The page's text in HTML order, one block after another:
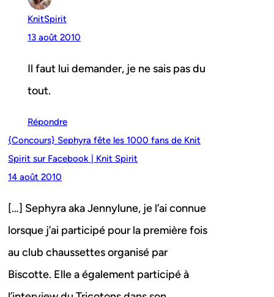
KnitSpirit
13 août 2010
Il faut lui demander, je ne sais pas du
tout.
Répondre
{Concours} Sephyra fête les 1000 fans de Knit
Spirit sur Facebook | Knit Spirit
14 août 2010
[…] Sephyra aka Jennylune, je l’ai connue
lorsque j’ai participé pour la première fois
au club chaussettes organisé par
Biscotte. Elle a également participé à